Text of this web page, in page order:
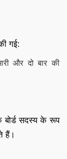
गई:
और दो बार की
बोर्ड सदस्य के रूप
हैं।